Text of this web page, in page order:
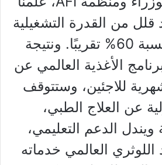
قلل من القدرة التشغيلية
للأمم المتحدة بنسبة 60% تقريبًا. ونتيجة
الأغذية العالمي عن
للاجئين، وستتوقف
عن العلاج الطبي،
الدعم التعليمي،
اللوثري العالمي خدماته